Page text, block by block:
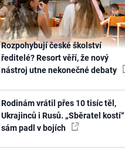
Rozpohybují české školství
ředitelé? Resort věří, že nový
nástroj utne nekonečné debaty
Rodinám vrátil přes 10 tisíc těl,
Ukrajinců i Rusů. „Sběratel kostí“
sám padl v bojích